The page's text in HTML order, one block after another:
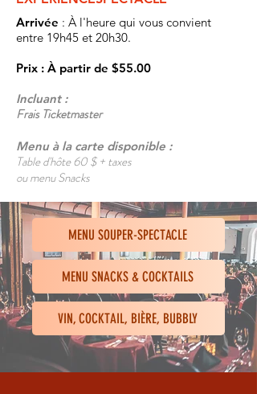
Arrivée : À l'heure qui vous convient
entre 19h45 et 20h30.
Prix : À partir de $55.00
Incluant :
Frais Ticketmaster
Menu à la carte disponible :
Table d'hôte 60 $ + taxes
ou menu Snacks
MENU SOUPER-SPECTACLE
MENU SNACKS & COCKTAILS
VIN, COCKTAIL, BIÈRE, BUBBLY